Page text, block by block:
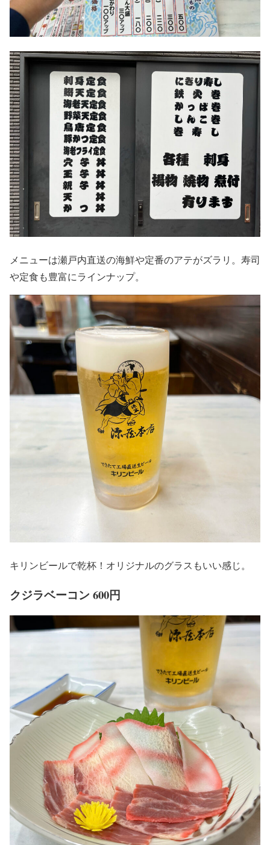
メニューは瀬戸内直送の海鮮や定番のアテがズラリ。寿司
や定食も豊富にラインナップ。
キリンビールで乾杯！オリジナルのグラスもいい感じ。
クジラベーコン 600円